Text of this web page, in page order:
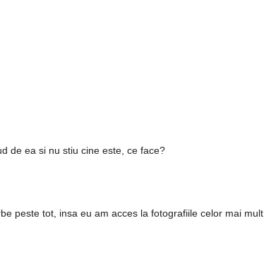
de ea si nu stiu cine este, ce face?
peste tot, insa eu am acces la fotografiile celor mai mult